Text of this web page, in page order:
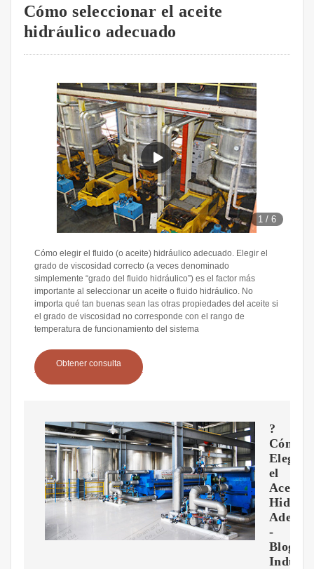
Cómo seleccionar el aceite
hidráulico adecuado
1 /6
Cómo elegir el fluido (o aceite) hidráulico adecuado. Elegir el
grado de viscosidad correcto (a veces denominado
simplemente “grado del fluido hidráulico”) es el factor más
importante al seleccionar un aceite o fluido hidráulico. No
importa qué tan buenas sean las otras propiedades del aceite si
el grado de viscosidad no corresponde con el rango de
temperatura de funcionamiento del sistema
Obtener consulta
?
Cómo
Elegir
el
Aceite
-
Blog